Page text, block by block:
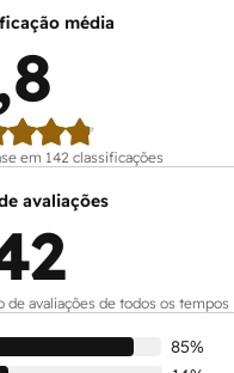
Developing a Successful
Integration
II
Hub Software
Media Marketing
média
em 142 classificações
avaliações
de avaliações de todos os tempos
85%